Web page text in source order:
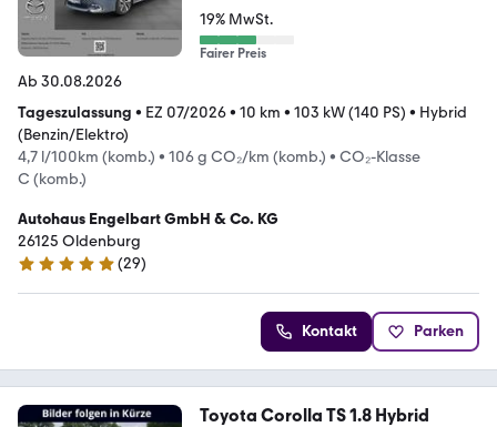
19% MwSt.
Fairer Preis
Ab 30.08.2026
Tageszulassung • EZ 07/2026• 10 km • 103 kW (140 PS) • Hybrid
(Benzin/Elektro)
4,7 l/100km (komb.) • 106 g CO₂/km (komb.) • CO₂-Klasse
C (komb.)
Autohaus Engelbart GmbH & Co. KG
26125 Oldenburg
5 Sterne
(29)
Kontakt Parken
Toyota Corolla TS 1.8 Hybrid